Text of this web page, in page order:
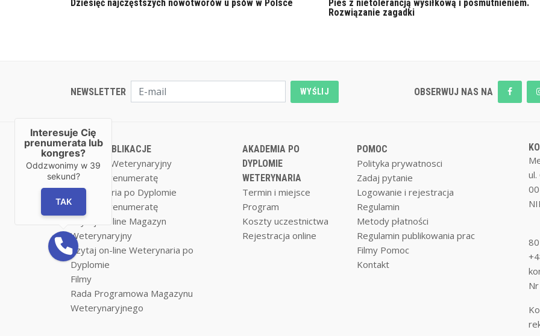
Dziesięć najczęstszych nowotworów u psów w Polsce
Pies z nietolerancją wysiłkową i posmutnieniem.
Rozwiązanie zagadki
NEWSLETTER WYŚLIJ OBSERWUJ NAS NA
NASZE PUBLIKACJE
Magazyn Weterynaryjny
Zamów prenumeratę
Weterynaria po Dyplomie
Zamów prenumeratę
Czytaj on-line Magazyn
Weterynaryjny
Czytaj on-line Weterynaria po
Dyplomie
Filmy
Rada Programowa Magazynu
Weterynaryjnego
AKADEMIA PO
DYPLOMIE
WETERYNARIA
Termin i miejsce
Program
Koszty uczestnictwa
Rejestracja online
POMOC
Polityka prywatnosci
Zadaj pytanie
Logowanie i rejestracja
Regulamin
Metody płatności
Regulamin publikowania prac
Filmy Pomoc
Kontakt
Interesuje Cię
prenumerata lub
kongres?
Oddzwonimy w 39
sekund?
TAK